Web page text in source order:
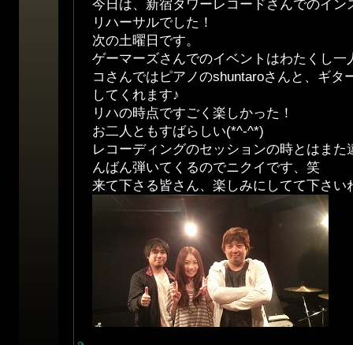
今日は、新宿タワーレコードさんでのイン
リハーサルでした！
次の土曜日です。
ゲーマーズさんでのイベントはわたくし一
コさんではピアノのshuntaroさんと、ギタ
してくれます♪
リハの時点ですごく楽しかった！
お二人ともすばらしい(*^-^*)
レコーディングのセッションの時とはま
んばん弾いてくるのでニクイです、笑
来て下さる皆さん、楽しみにしてて下さ